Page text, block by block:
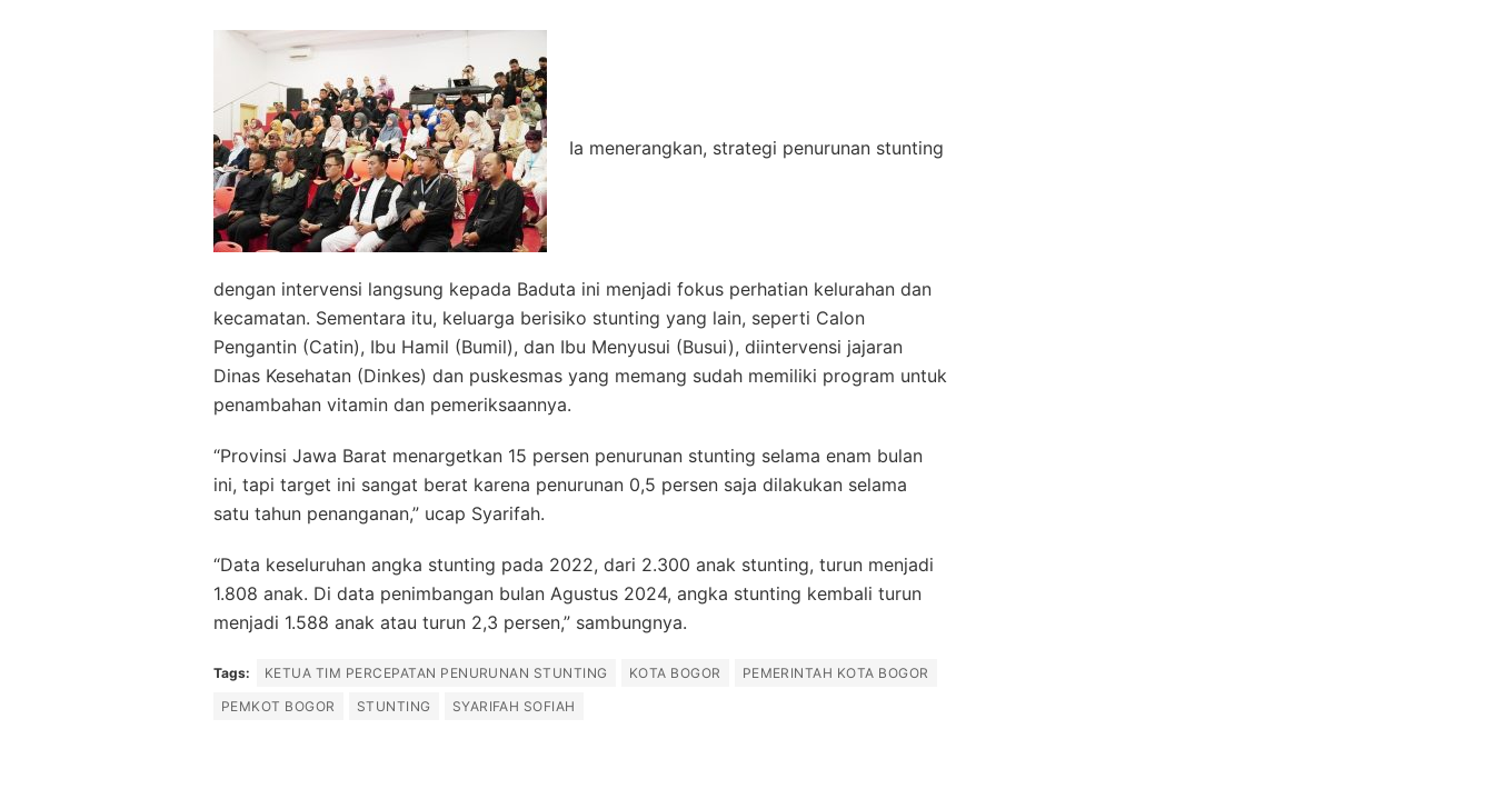
Ia menerangkan, strategi penurunan stunting
dengan intervensi langsung kepada Baduta ini menjadi fokus perhatian kelurahan dan
kecamatan. Sementara itu, keluarga berisiko stunting yang lain, seperti Calon
Pengantin (Catin), Ibu Hamil (Bumil), dan Ibu Menyusui (Busui), diintervensi jajaran
Dinas Kesehatan (Dinkes) dan puskesmas yang memang sudah memiliki program untuk
penambahan vitamin dan pemeriksaannya.
“Provinsi Jawa Barat menargetkan 15 persen penurunan stunting selama enam bulan
ini, tapi target ini sangat berat karena penurunan 0,5 persen saja dilakukan selama
satu tahun penanganan,” ucap Syarifah.
“Data keseluruhan angka stunting pada 2022, dari 2.300 anak stunting, turun menjadi
1.808 anak. Di data penimbangan bulan Agustus 2024, angka stunting kembali turun
menjadi 1.588 anak atau turun 2,3 persen,” sambungnya.
Tags: KETUA TIM PERCEPATAN PENURUNAN STUNTING KOTA BOGOR
PEMERINTAH KOTA BOGOR
PEMKOT BOGOR
STUNTING SYARIFAH SOFIAH